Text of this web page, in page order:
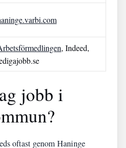
, Indeed,
jobb i
oftast genom Haninge